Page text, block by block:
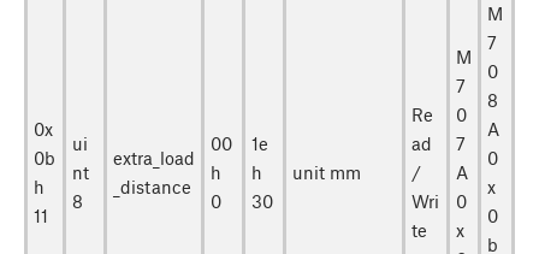
0x
0b
h
11
ui
nt
8
extra_load
_distance
00
h
0
1e
h
30
unit mm
Re
ad
/
Wri
te
M
7
0
7
A
0
x
M
7
0
8
A
0
x
0
b